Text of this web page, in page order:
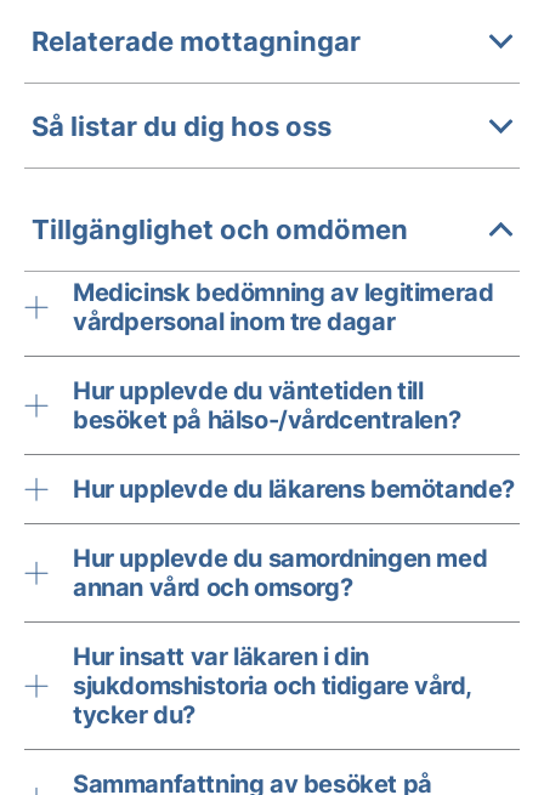
Relaterade mottagningar
Så listar du dig hos oss
Tillgänglighet och omdömen
Medicinsk bedömning av legitimerad
vårdpersonal inom tre dagar
Hur upplevde du väntetiden till
besöket på hälso-/vårdcentralen?
Hur upplevde du läkarens bemötande?
Hur upplevde du samordningen med
annan vård och omsorg?
Hur insatt var läkaren i din
sjukdomshistoria och tidigare vård,
tycker du?
Sammanfattning av besöket på